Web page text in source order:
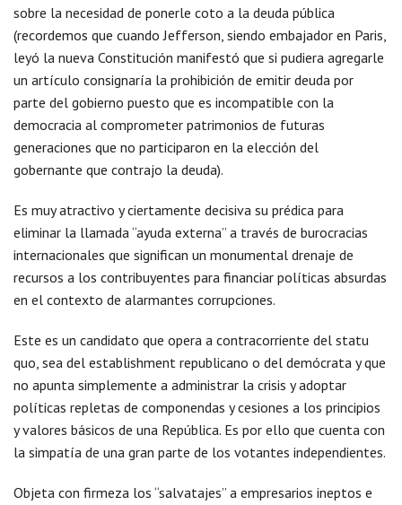
sobre la necesidad de ponerle coto a la deuda pública
(recordemos que cuando Jefferson, siendo embajador en Paris,
leyó la nueva Constitución manifestó que si pudiera agregarle
un artículo consignaría la prohibición de emitir deuda por
parte del gobierno puesto que es incompatible con la
democracia al comprometer patrimonios de futuras
generaciones que no participaron en la elección del
gobernante que contrajo la deuda).
Es muy atractivo y ciertamente decisiva su prédica para
eliminar la llamada “ayuda externa” a través de burocracias
internacionales que significan un monumental drenaje de
recursos a los contribuyentes para financiar políticas absurdas
en el contexto de alarmantes corrupciones.
Este es un candidato que opera a contracorriente del statu
quo, sea del establishment republicano o del demócrata y que
no apunta simplemente a administrar la crisis y adoptar
políticas repletas de componendas y cesiones a los principios
y valores básicos de una República. Es por ello que cuenta con
la simpatía de una gran parte de los votantes independientes.
Objeta con firmeza los “salvatajes” a empresarios ineptos e